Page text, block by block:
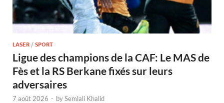
LASER / SPORT
Ligue des champions de la CAF: Le MAS de
Fès et la RS Berkane fixés sur leurs
adversaires
7 août 2026 - bySemlali Khalid